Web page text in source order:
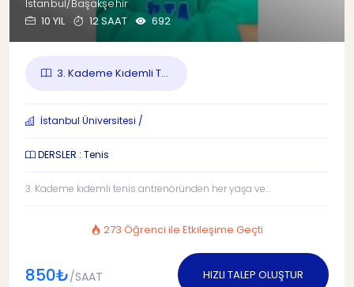
İstanbul/Başakşehir
10 YIL
12 SAAT 692
3. Kademe Kıdemli T...
İstanbul Üniversitesi /
DERSLER : Tenis
3. Kademe kıdemli tenis antrenöründen her yaşa ve...
273 Öğrenci ile Etkileşime Geçti
850₺/SAAT HIZLI TALEP OLUŞTUR